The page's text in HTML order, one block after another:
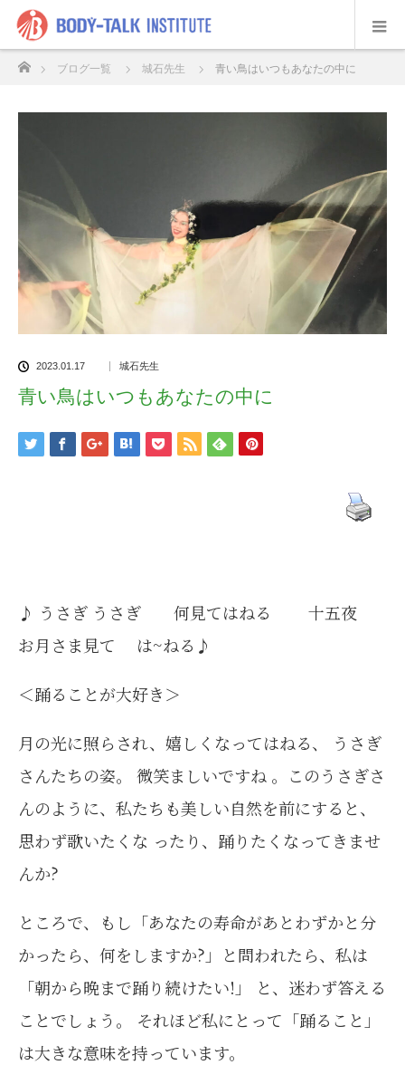
ブログ一覧 城石先生 青い鳥はいつもあなたの中に
2023.01.17 城石先生
青い鳥はいつもあなたの中に
♪ うさぎ うさぎ 何見てはねる 十五夜
お月さま見て は~ねる♪
＜踊ることが大好き＞
月の光に照らされ、嬉しくなってはねる、 うさぎ
さんたちの姿。 微笑ましいですね 。このうさぎさ
んのように、私たちも美しい自然を前にすると、
思わず歌いたくな ったり、踊りたくなってきませ
んか?
ところで、もし「あなたの寿命があとわずかと分
かったら、何をしますか?」と問われたら、私は
「朝から晩まで踊り続けたい!」 と、迷わず答える
ことでしょう。 それほど私にとって「踊ること」
は大きな意味を持っています。